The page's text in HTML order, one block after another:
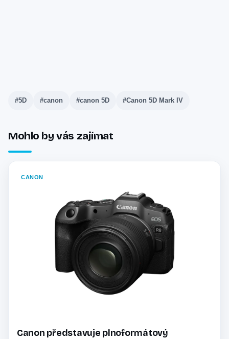
#5D #canon #canon 5D #Canon 5D Mark IV
Mohlo by vás zajímat
CANON
Canon představuje plnoformátový